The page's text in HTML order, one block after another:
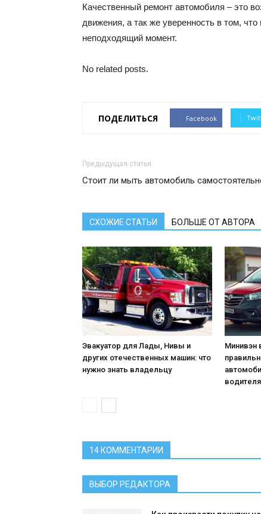
Качественный ремонт автомобиля – это
движения, а так же уверенность в том,
неподходящий момент.
No related posts.
ПОДЕЛИТЬСЯ Facebook
Предыдущая статья
Стоит ли мыть автомобиль
СХОЖИЕ СТАТЬИ БОЛЬШЕ ОТ АВТОРА
Эвакуатор для Лады, Нивы и
других отечественных машин: что
нужно знать владельцу
Минивэн
водителя
14 КОММЕНТАРИИ
ВЫБОР РЕДАКТОРА